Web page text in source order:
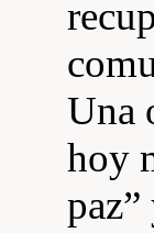
Una
hoy